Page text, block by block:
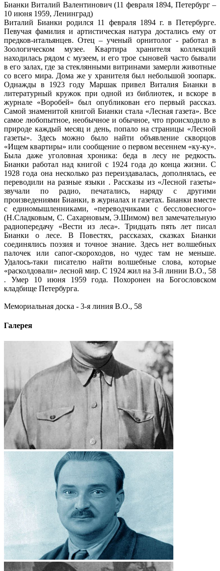
Бианки Виталий Валентинович (11 февраля 1894, Петербург –
10 июня 1959, Ленинград)
Виталий Бианки родился 11 февраля 1894 г. в Петербурге.
Певучая фамилия и артистическая натура достались ему от
предков-итальянцев. Отец – ученый орнитолог - работал в
Зоологическом музее. Квартира хранителя коллекций
находилась рядом с музеем, и его трое сыновей часто бывали
в его залах, где за стеклянными витринами замерли животные
со всего мира. Дома же у хранителя был небольшой зоопарк.
Однажды в 1923 году Маршак привел Виталия Бианки в
литературный кружок при одной из библиотек, и вскоре в
журнале «Воробей» был опубликован его первый рассказ.
Самой знаменитой книгой Бианки стала «Лесная газета». Все
самое любопытное, необычное и обычное, что происходило в
природе каждый месяц и день, попало на страницы «Лесной
газеты». Здесь можно было найти объявление скворцов
«Ищем квартиры» или сообщение о первом весеннем «ку-ку».
Была даже уголовная хроника: беда в лесу не редкость.
Бианки работал над книгой с 1924 года до конца жизни. С
1928 года она несколько раз переиздавалась, дополнялась, ее
переводили на разные языки . Рассказы из «Лесной газеты»
звучали по радио, печатались, наряду с другими
произведениями Бианки, в журналах и газетах. Бианки вместе
с единомышленниками, «переводчиками с бессловесного»
(Н.Сладковым, С. Сахарновым, Э.Шимом) вел замечательную
радиопередачу «Вести из леса». Тридцать пять лет писал
Бианки о лесе. В Повестях, рассказах, сказках Бианки
соединялись поэзия и точное знание. Здесь нет волшебных
палочек или сапог-скороходов, но чудес там не меньше.
Удалось-таки писателю найти волшебные слова, которые
«расколдовали» лесной мир. С 1924 жил на 3-й линии В.О., 58
. Умер 10 июня 1959 года. Похоронен на Богословском
кладбище Петербурга.
Мемориальная доска - 3-я линия В.О., 58
Галерея